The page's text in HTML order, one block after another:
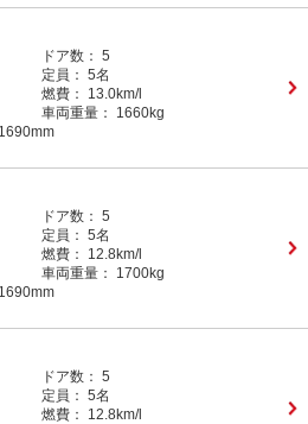
ドア数： 5
定員： 5名
燃費：
13.0km/l
車両重量：
1660kg
ドア数： 5
定員： 5名
燃費：
12.8km/l
車両重量：
1700kg
ドア数： 5
定員： 5名
燃費：
12.8km/l